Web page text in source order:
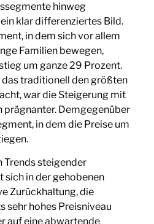
hinweg
klar differenziertes Bild.
in dem sich vor allem
Familien bewegen,
um ganze 29 Prozent.
traditionell den größten
war die Steigerung mit
prägnanter. Demgegenüber
in dem die Preise um
Trends steigender
in der gehobenen
Zurückhaltung, die
sehr hohes Preisniveau
auf eine abwartende